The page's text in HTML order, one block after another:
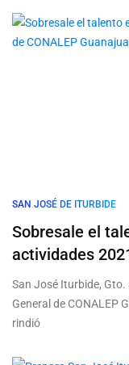
SAN JOSÉ DE ITURBIDE
Sobresale el
actividades
San José Iturbide, Gto.
General de CONALEP
rindió